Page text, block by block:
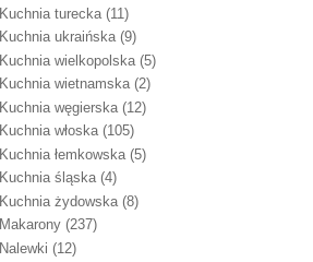
Kuchnia turecka (11)
Kuchnia ukraińska (9)
Kuchnia wielkopolska (5)
Kuchnia wietnamska (2)
Kuchnia węgierska (12)
Kuchnia włoska (105)
Kuchnia łemkowska (5)
Kuchnia śląska (4)
Kuchnia żydowska (8)
Makarony (237)
Nalewki (12)